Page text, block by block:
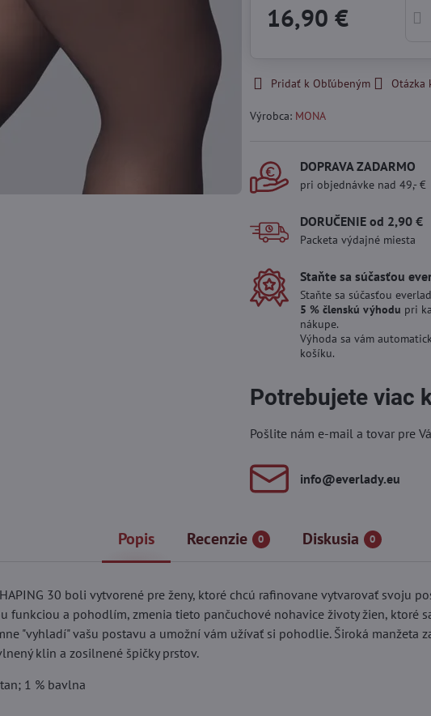
16,90 €
Pridať k Obľúbeným Otázka
Výrobca: MONA
DOPRAVA ZADARMO
pri objednávke nad 49,- €
DORUČENIE od 2,90 €
Packeta výdajné miesta
Staňte sa súčasťou
Staňte sa súčasťou
5 % členskú výhodu pri
nákupe.
Výhoda sa vám
košíku.
Potrebujete viac
Pošlite nám e-mail a tovar pre
info​@everlady​.eu
Popis Recenzie 0 Diskusia 0
30 boli vytvorené pre ženy, ktoré chcú rafinovane vytvarovať svoju
funkciou a pohodlím, zmenia tieto pančuchové nohavice životy žien, ktoré
"vyhladí" vašu postavu a umožní vám užívať si pohodlie. Široká manžeta
klin a zosilnené špičky prstov.
1 % bavlna